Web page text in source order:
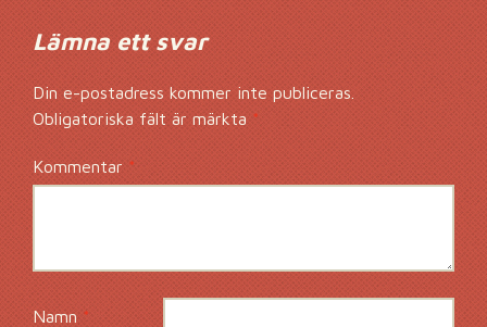
Lämna ett svar
Din e-postadress kommer inte publiceras.
Obligatoriska fält är märkta *
Kommentar*
Namn*